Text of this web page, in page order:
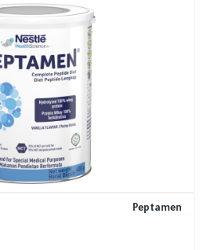
Peptamen